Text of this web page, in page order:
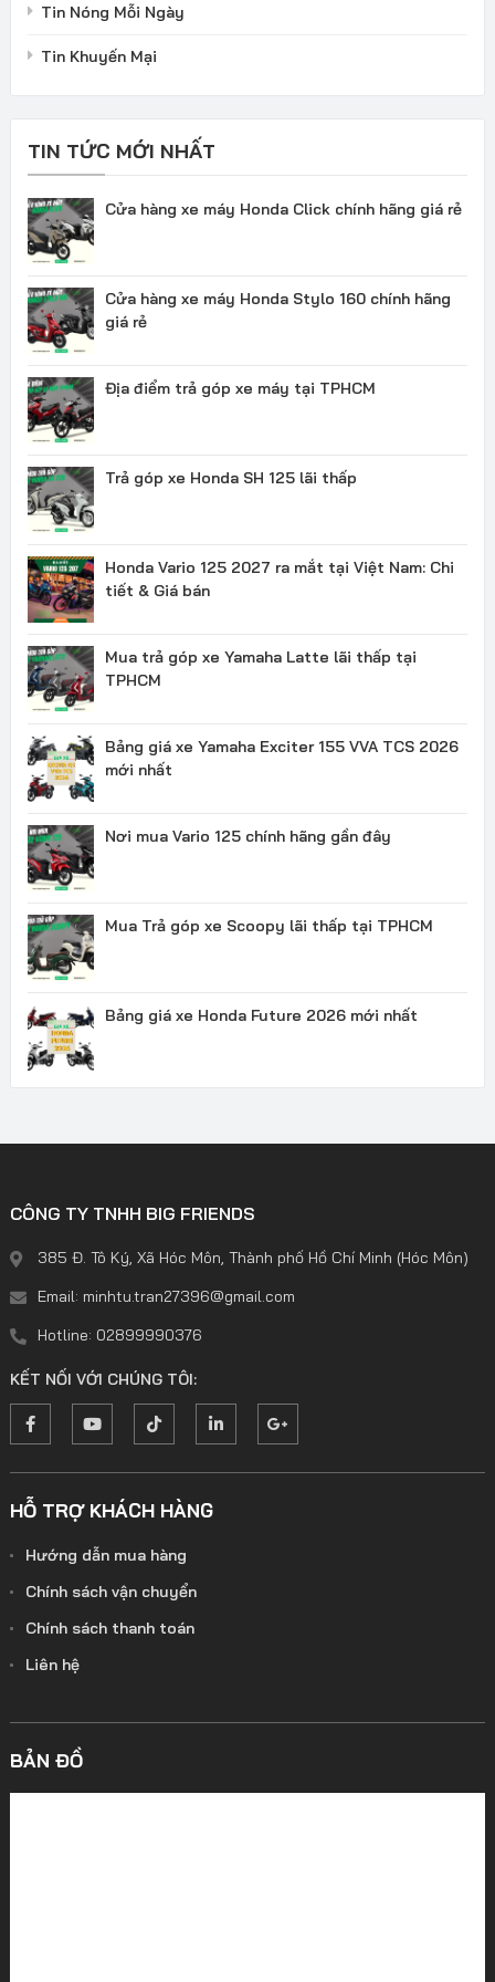
Tin Nóng Mỗi Ngày
Tin Khuyến Mại
TIN TỨC MỚI NHẤT
Cửa hàng xe máy Honda Click chính hãng giá rẻ
Cửa hàng xe máy Honda Stylo 160 chính hãng
giá rẻ
Địa điểm trả góp xe máy tại TPHCM
Trả góp xe Honda SH 125 lãi thấp
Honda Vario 125 2027 ra mắt tại Việt Nam: Chi
tiết & Giá bán
Mua trả góp xe Yamaha Latte lãi thấp tại
TPHCM
Bảng giá xe Yamaha Exciter 155 VVA TCS 2026
mới nhất
Nơi mua Vario 125 chính hãng gần đây
Mua Trả góp xe Scoopy lãi thấp tại TPHCM
Bảng giá xe Honda Future 2026 mới nhất
CÔNG TY TNHH BIG FRIENDS
385 Đ. Tô Ký, Xã Hóc Môn, Thành phố Hồ Chí Minh (Hóc Môn)
Email: minhtu.tran27396@gmail.com
Hotline: 02899990376
KẾT NỐI VỚI CHÚNG TÔI:
HỖ TRỢ KHÁCH HÀNG
Hướng dẫn mua hàng
Chính sách vận chuyển
Chính sách thanh toán
Liên hệ
BẢN ĐỒ